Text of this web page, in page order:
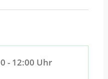
- 12:00 Uhr